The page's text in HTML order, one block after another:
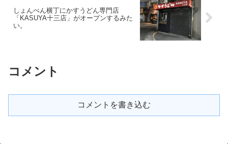
しょんべん横丁にかすうどん専門店
「KASUYA十三店」がオープンするみた
い。
コメント
コメントを書き込む